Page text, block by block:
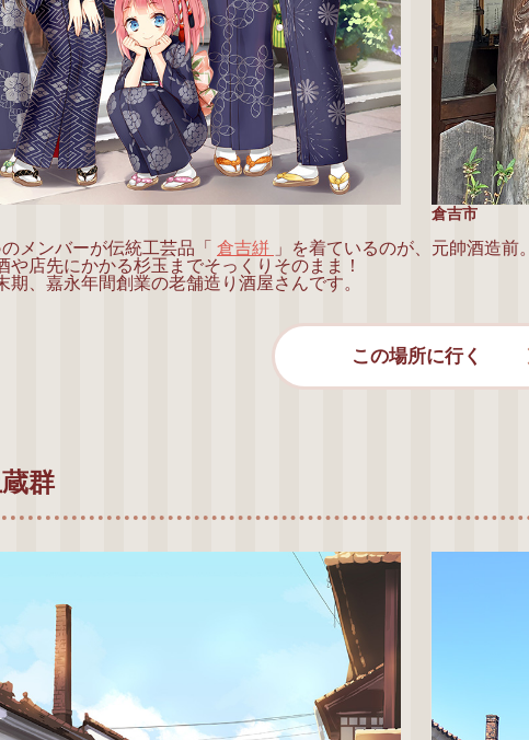
倉吉市
メンバーが伝統工芸品「 倉吉絣 」を着ているのが、元帥酒造前。
や店先にかかる杉玉までそっくりそのまま！
期、嘉永年間創業の老舗造り酒屋さんです。
この場所に行く
群